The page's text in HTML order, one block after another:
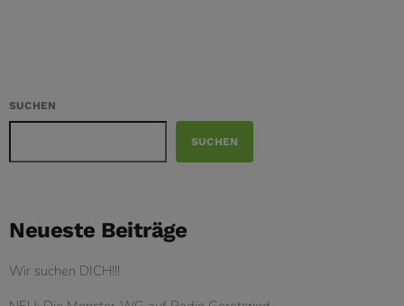
SUCHEN
SUCHEN
Neueste Beiträge
Wir suchen DICH!!!